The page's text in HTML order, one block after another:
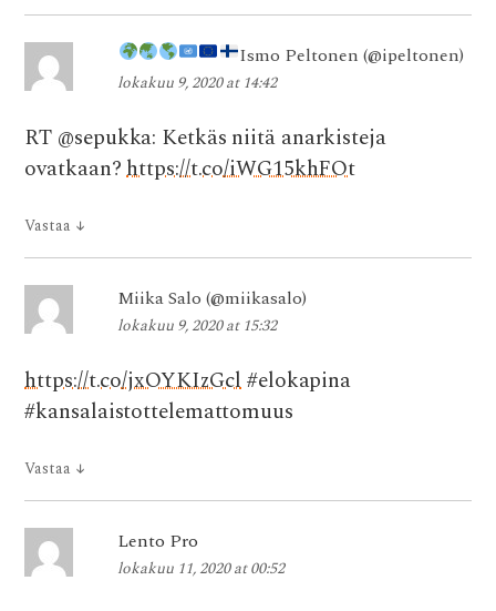
Ismo Peltonen (@ipeltonen)
lokakuu 9, 2020 at 14:42
RT @sepukka: Ketkäs niitä anarkisteja
ovatkaan?https://t.co/iWG15khFOt
Vastaa ↓
Miika Salo (@miikasalo)
lokakuu 9, 2020 at 15:32
https://t.co/jxOYKIzGcl#elokapina
#kansalaistottelemattomuus
Vastaa ↓
Lento Pro
lokakuu 11, 2020 at 00:52